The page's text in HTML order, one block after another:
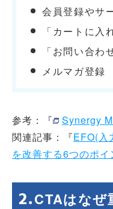
会員登録やサ
「カートに入
「お問い合わ
メルマガ登録
参考：『 Synergy
関連記事：『EFO(入
を改善する6つのポイ
CTAはなぜ